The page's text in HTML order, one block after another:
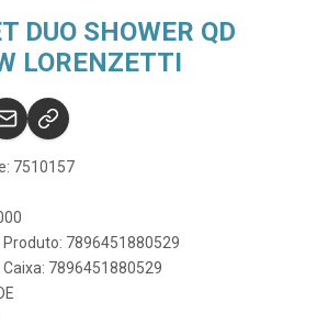
DUO SHOWER QD
LORENZETTI
7510157
7896451880529
7896451880529